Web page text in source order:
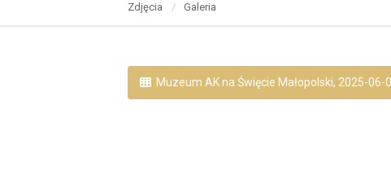
Zdjęcia Galeria
Muzeum AK na Święcie Małopolski, 2025-06-